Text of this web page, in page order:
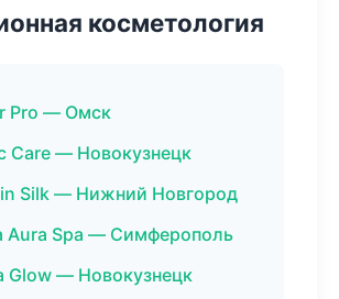
косметология
Pro — Омск
Care — Новокузнецк
Silk — Нижний Новгород
Aura Spa — Симферополь
Glow — Новокузнецк